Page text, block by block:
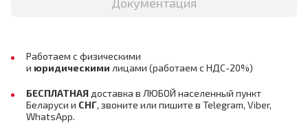
Работаем с физическими
и юридическими лицами (работаем с НДС-20%)
БЕСПЛАТНАЯ доставка в ЛЮБОЙ населенный пункт
Беларуси и СНГ, звоните или пишите в Telegram, Viber,
WhatsApp.